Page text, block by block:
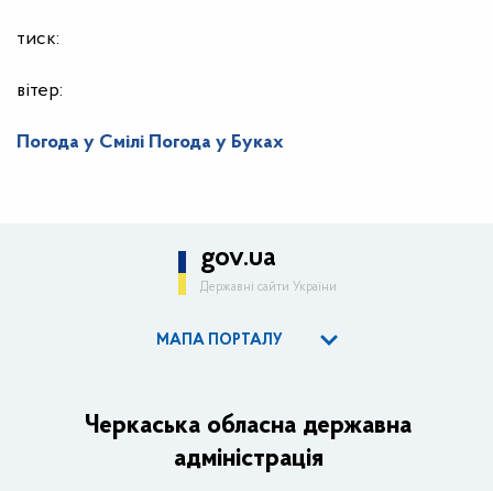
тиск:
вітер:
Погода у Смілі Погода у Буках
gov.ua
Державні сайти України
МАПА ПОРТАЛУ
Керівництво адміністрації
Основні завдання та нормативно-правові засади
Черкаська обласна державна
адміністрація